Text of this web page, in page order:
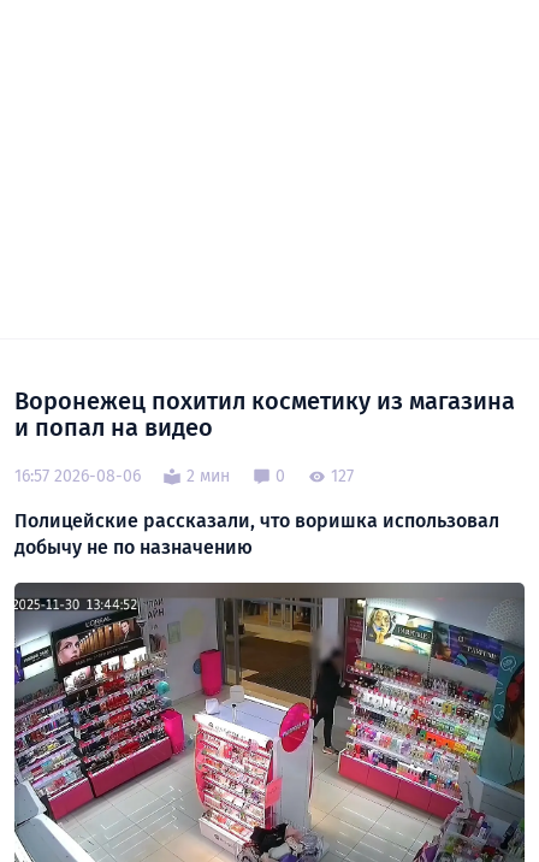
Воронежец похитил косметику из магазина
и попал на видео
16:57 2026-08-06 2 мин 0 127
Полицейские рассказали, что воришка использовал
добычу не по назначению